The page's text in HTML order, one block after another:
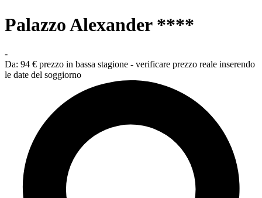
Palazzo Alexander ****
-
Da: 94 € prezzo in bassa stagione - verificare prezzo reale inserendo
le date del soggiorno